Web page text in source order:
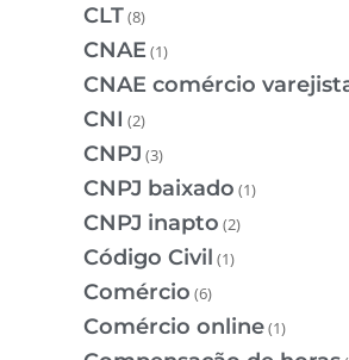
CLT(8)
CNAE(1)
CNAE comércio
CNI (2)
CNPJ (3)
CNPJ baixado (1)
CNPJ inapto (2)
Código Civil (1)
Comércio (6)
Comércio online(1)